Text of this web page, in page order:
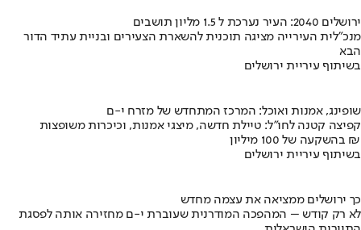
ירושלים 2040: העיר נערכת ל 1.5 מליון תושבים
מנכ"לית העירייה מציגה תוכנית להשארת הצעירים ובניית עתיד הדור
הבא
בשיתוף עיריית ירושלים
שופינג, אמנות ואוכל: המרכז המתחדש של מזרח י-ם
קפיצה קטנה לחו"ל: טיילת חדשה, מיצגי אמנות, וכיכרות משופצות
בהשקעה של 100 מיליון ₪
בשיתוף עיריית ירושלים
כך ירושלים ממציאה את עצמה מחדש
לא רק קודש – המהפכה המודרנית שעוברת י-ם מחזירה אותה לפסגת